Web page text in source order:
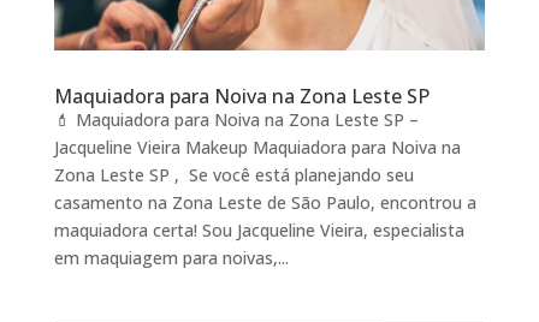
Maquiadora para Noiva na Zona Leste SP
💄 Maquiadora para Noiva na Zona Leste SP –
Jacqueline Vieira Makeup Maquiadora para Noiva na
Zona Leste SP , Se você está planejando seu
casamento na Zona Leste de São Paulo, encontrou a
maquiadora certa! Sou Jacqueline Vieira, especialista
em maquiagem para noivas,...